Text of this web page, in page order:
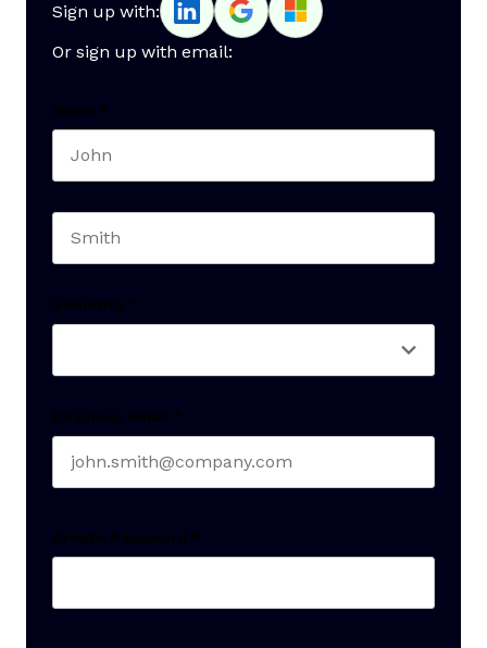
Sign up with:
Or sign up with email:
Name *
Seniority *
Business email *
Create Password *